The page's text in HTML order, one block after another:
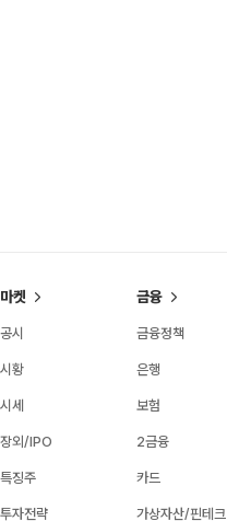
마켓
공시
시황
시세
장외/IPO
특징주
투자전략
금융
금융정책
은행
보험
2금융
카드
가상자산/핀테크